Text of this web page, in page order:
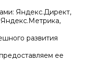
Яндекс.Директ,
развития
ее